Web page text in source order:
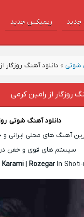
ریمیکس جدید
شوتی » دانلود آهنگ روزگار
روزگار از رامین کرمی
دانلود آهنگ شوتی
آهنگ های محلی ایرانی
سیستم های قوی و خفن
Karami |Rozegar In